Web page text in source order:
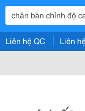
Liên hệ QC Liên